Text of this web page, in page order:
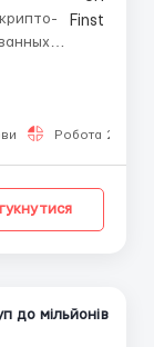
Если вы
Робота 2-3
до мільйонів